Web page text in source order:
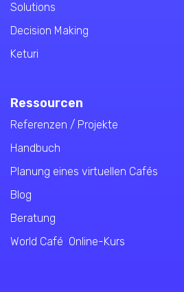
Solutions
Decision Making
Keturi
Ressourcen
Referenzen / Projekte
Handbuch
Planung eines virtuellen Cafés
Blog
Beratung
World Café Online-Kurs